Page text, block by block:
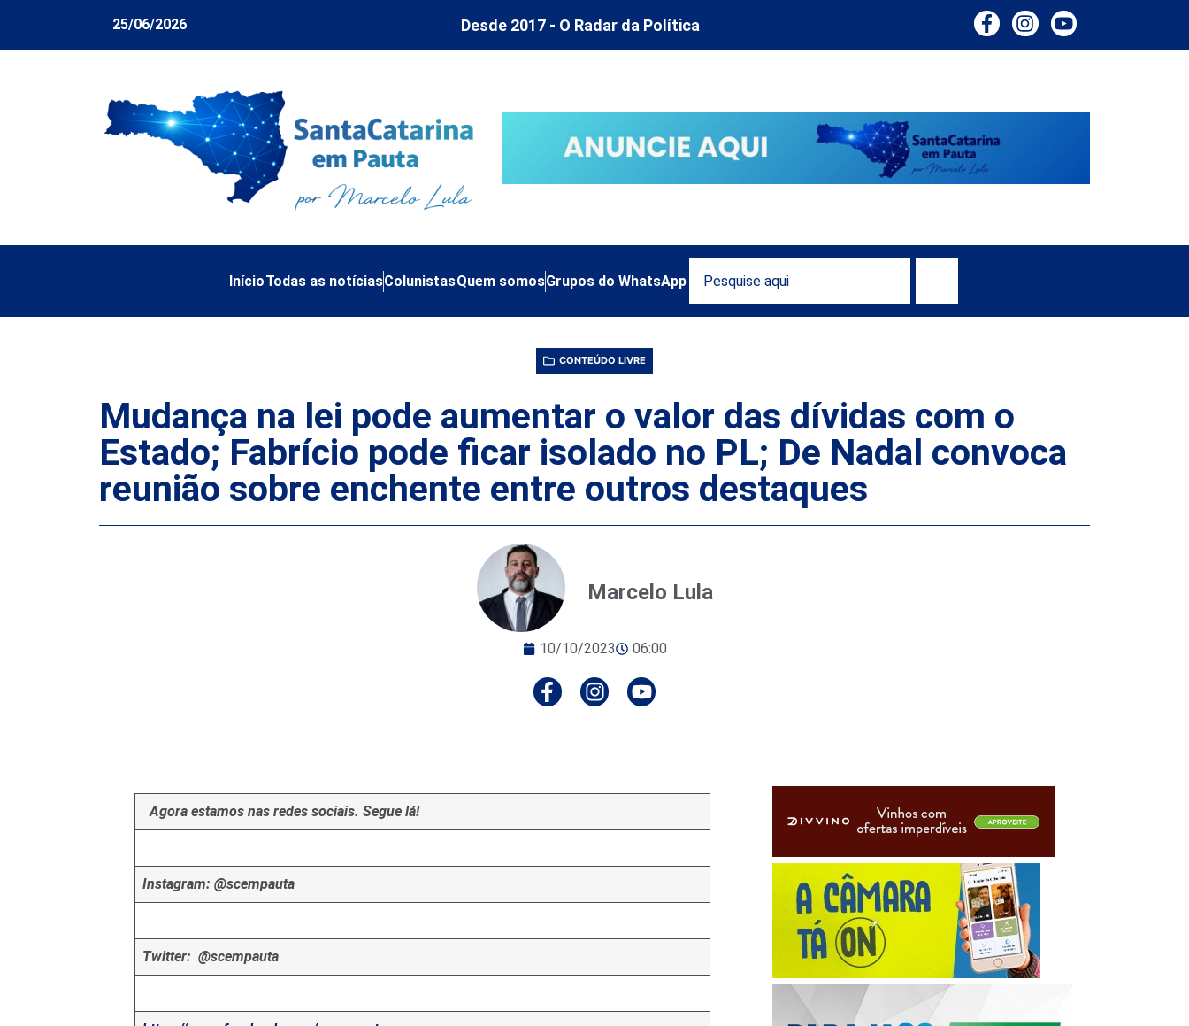
25/06/2026 Desde 2017 - O Radar da Política
InícioTodas as notíciasColunistasQuem somosGrupos do WhatsApp
CONTEÚDO LIVRE
Mudança na lei pode aumentar o valor das dívidas com o
Estado; Fabrício pode ficar isolado no PL; De Nadal convoca
reunião sobre enchente entre outros destaques
Marcelo Lula
10/10/2023 06:00
Agora estamos nas redes sociais. Segue lá!
Instagram: @scempauta
Twitter: @scempauta